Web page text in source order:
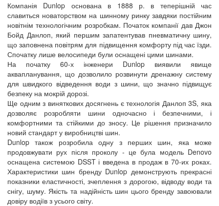
Компанія Dunlop основана в 1888 р. в теперішній час
славиться новаторством на шинному ринку завдяки постійним
новітнім технологічним розробкам. Початок компанії дав Джон
Бойд Данлоп, який першим запатентував пневматичну шину,
що заповнена повітрям для підвищення комфорту під час їзди.
Спочатку лише велосипеди були оснащені цими шинами.
На початку 60-х інженери Dunlop виявили явище
аквапланування, що дозволило розвинути дренажну систему
для швидкого відведення води з шини, що значно підвищує
безпеку на мокрій дорозі.
Ще одним з виняткових досягнень є технологія Данлоп 3S, яка
дозволяє розробляти шини одночасно і безпечними, і
комфортними та стійкими до зносу. Це рішення призначило
новий стандарт у виробництві шин.
Dunlop також розробила одну з перших шин, яка може
продовжувати рух після проколу - це була модель Denovo
оснащена системою DSST і введена в продаж в 70-их роках.
Характеристики шин бренду Dunlop демонструють прекрасні
показники еластичності, зчеплення з дорогою, відводу води та
снігу, шуму. Якість та надійність шин цього бренду завоювали
довіру водіїв з усього світу.